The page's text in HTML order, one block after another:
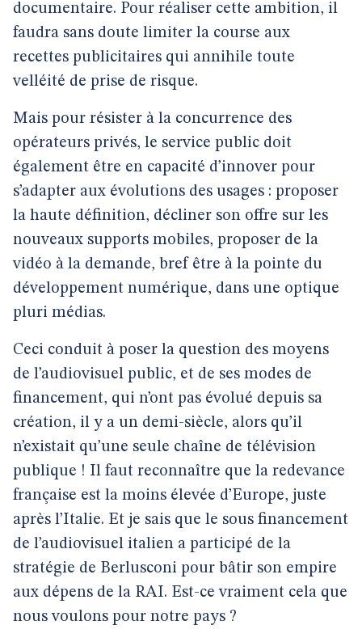
documentaire. Pour réaliser cette ambition, il
faudra sans doute limiter la course aux
recettes publicitaires qui annihile toute
velléité de prise de risque.
Mais pour résister à la concurrence des
opérateurs privés, le service public doit
également être en capacité d’innover pour
s’adapter aux évolutions des usages : proposer
la haute définition, décliner son offre sur les
nouveaux supports mobiles, proposer de la
vidéo à la demande, bref être à la pointe du
développement numérique, dans une optique
pluri médias.
Ceci conduit à poser la question des moyens
de l’audiovisuel public, et de ses modes de
financement, qui n’ont pas évolué depuis sa
création, il y a un demi-siècle, alors qu’il
n’existait qu’une seule chaîne de télévision
publique ! Il faut reconnaître que la redevance
française est la moins élevée d’Europe, juste
après l’Italie. Et je sais que le sous financement
de l’audiovisuel italien a participé de la
stratégie de Berlusconi pour bâtir son empire
aux dépens de la RAI. Est-ce vraiment cela que
nous voulons pour notre pays ?